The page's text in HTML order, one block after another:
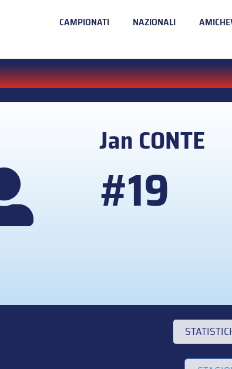
CAMPIONATI NAZIONALI
Jan CONTE
#19